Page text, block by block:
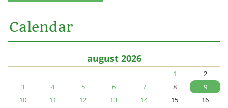
Calendar
august 2026
1
2
3
4 5 6 7 8
9
10
11 12 13 14 15
16